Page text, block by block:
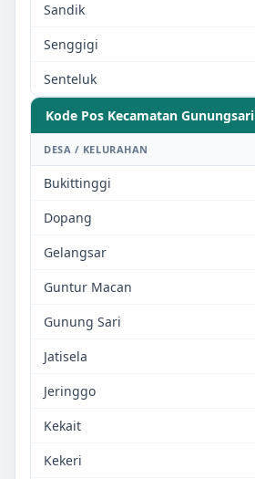
Sandik
Senggigi
Senteluk
Kode Pos Kecamatan Gunungsari
DESA / KELURAHAN
Bukittinggi
Dopang
Gelangsar
Guntur Macan
Gunung Sari
Jatisela
Jeringgo
Kekait
Kekeri